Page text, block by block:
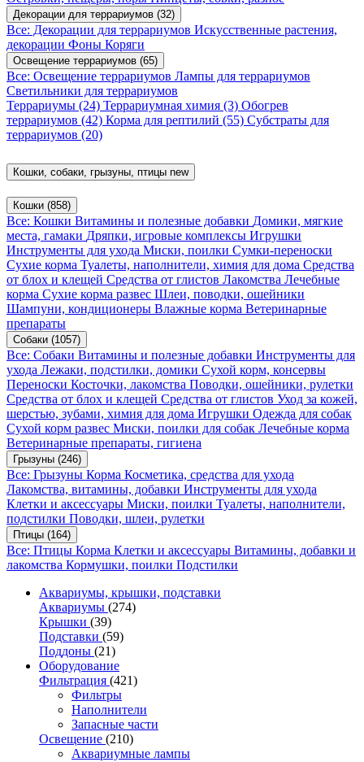
Декорации для террариумов (32)
Все: Декорации для террариумов Искусственные растения,
декорации Фоны Коряги
Освещение террариумов (65)
Все: Освещение террариумов Лампы для террариумов
Светильники для террариумов
Террариумы (24) Террариумная химия (3) Обогрев
террариумов (42) Корма для рептилий (55) Субстраты для
террариумов (20)
Кошки, собаки, грызуны, птицы new
Кошки (858)
Все: Кошки Витамины и полезные добавки Домики, мягкие
места, гамаки Дряпки, игровые комплексы Игрушки
Инструменты для ухода Миски, поилки Сумки-переноски
Сухие корма Туалеты, наполнители, химия для дома Средства
от блох и клещей Средства от глистов Лакомства Лечебные
корма Сухие корма развес Шлеи, поводки, ошейники
Шампуни, кондиционеры Влажные корма Ветеринарные
препараты
Собаки (1057)
Все: Собаки Витамины и полезные добавки Инструменты для
ухода Лежаки, подстилки, домики Сухой корм, консервы
Переноски Косточки, лакомства Поводки, ошейники, рулетки
Средства от блох и клещей Средства от глистов Уход за кожей,
шерстью, зубами, химия для дома Игрушки Одежда для собак
Сухой корм развес Миски, поилки для собак Лечебные корма
Ветеринарные препараты, гигиена
Грызуны (246)
Все: Грызуны Корма Косметика, средства для ухода
Лакомства, витамины, добавки Инструменты для ухода
Клетки и аксессуары Миски, поилки Туалеты, наполнители,
подстилки Поводки, шлеи, рулетки
Птицы (164)
Все: Птицы Корма Клетки и аксессуары Витамины, добавки и
лакомства Кормушки, поилки Подстилки
Аквариумы, крышки, подставки
Аквариумы (274)
Крышки (39)
Подставки (59)
Поддоны (21)
Оборудование
Фильтрация (421)
Фильтры
Наполнители
Запасные части
Освещение (210)
Аквариумные лампы